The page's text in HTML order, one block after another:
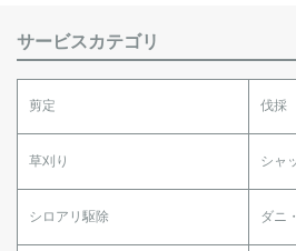
サービスカテゴリ
剪定 伐採
草刈り シャ
シロアリ駆除 ダニ